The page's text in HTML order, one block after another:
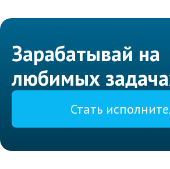
Зарабатывай на
любимых
Стать